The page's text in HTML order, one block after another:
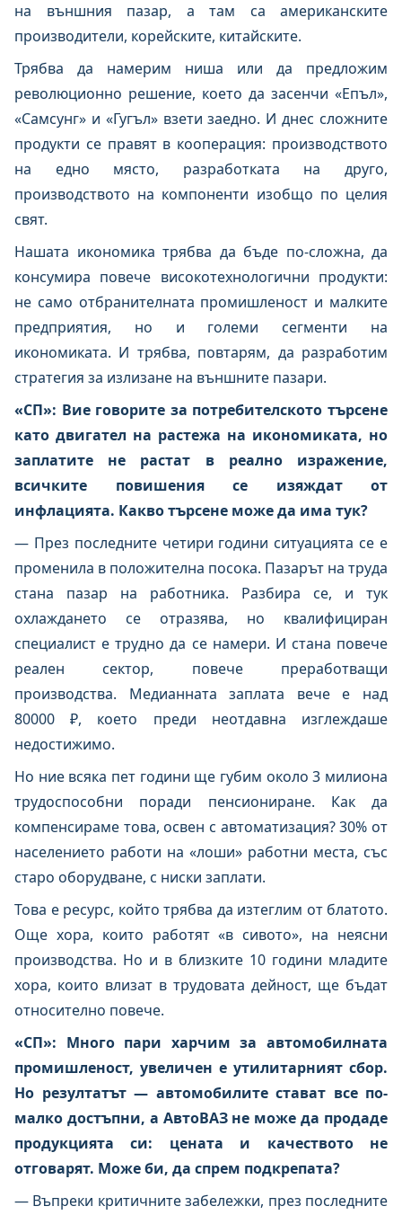
на външния пазар, а там са американските
производители, корейските, китайските.
Трябва да намерим ниша или да предложим
революционно решение, което да засенчи «Епъл»,
«Самсунг» и «Гугъл» взети заедно. И днес сложните
продукти се правят в кооперация: производството
на едно място, разработката на друго,
производството на компоненти изобщо по целия
свят.
Нашата икономика трябва да бъде по-сложна, да
консумира повече високотехнологични продукти:
не само отбранителната промишленост и малките
предприятия, но и големи сегменти на
икономиката. И трябва, повтарям, да разработим
стратегия за излизане на външните пазари.
«СП»: Вие говорите за потребителското търсене
като двигател на растежа на икономиката, но
заплатите не растат в реално изражение,
всичките повишения се изяждат от
инфлацията. Какво търсене може да има тук?
— През последните четири години ситуацията се е
променила в положителна посока. Пазарът на труда
стана пазар на работника. Разбира се, и тук
охлаждането се отразява, но квалифициран
специалист е трудно да се намери. И стана повече
реален сектор, повече преработващи
производства. Медианната заплата вече е над
80000 ₽, което преди неотдавна изглеждаше
недостижимо.
Но ние всяка пет години ще губим около 3 милиона
трудоспособни поради пенсиониране. Как да
компенсираме това, освен с автоматизация? 30% от
населението работи на «лоши» работни места, със
старо оборудване, с ниски заплати.
Това е ресурс, който трябва да изтеглим от блатото.
Още хора, които работят «в сивото», на неясни
производства. Но и в близките 10 години младите
хора, които влизат в трудовата дейност, ще бъдат
относително повече.
«СП»: Много пари харчим за автомобилната
промишленост, увеличен е утилитарният сбор.
Но резултатът — автомобилите стават все по-
малко достъпни, а АвтоВАЗ не може да продаде
продукцията си: цената и качеството не
отговарят. Може би, да спрем подкрепата?
— Въпреки критичните забележки, през последните